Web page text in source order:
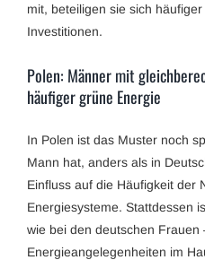
mit, beteiligen sie sich
Investitionen.
Polen: Männer mit
häufiger grüne Energie
In Polen ist das Muster noch
Mann hat, anders als in
Einfluss auf die Häufigkeit der
Energiesysteme. Stattdessen
wie bei den deutschen Frauen
Energieangelegenheiten im